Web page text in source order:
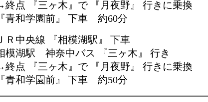
『三ヶ木』で 『月夜野』 行きに乗換
和学園前』 下車 約60分
中央線 『相模湖駅』 下車
湖駅 神奈中バス 『三ヶ木』 行き
『三ヶ木』で 『月夜野』 行きに乗換
和学園前』 下車 約50分